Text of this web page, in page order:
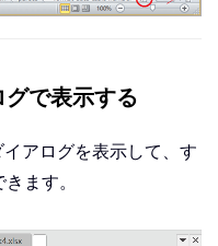
グで表示する
アログを表示して、す
ます。